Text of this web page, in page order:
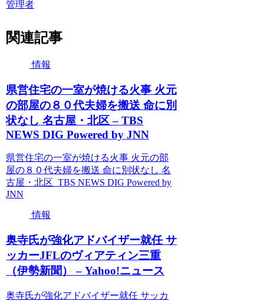
管理者
関連記事
情報
県営住宅の一室が焼ける火事 火元
の部屋の８０代夫婦を搬送 命に別
状なし 名古屋・北区 – TBS
NEWS DIG Powered by JNN
県営住宅の一室が焼ける火事 火元の部
屋の８０代夫婦を搬送 命に別状なし 名
古屋・北区 TBS NEWS DIG Powered by
JNN
情報
奥寺氏が強化アドバイザー就任 サ
ッカーJFLのヴィアティン三重
（伊勢新聞） – Yahoo!ニュース
奥寺氏が強化アドバイザー就任 サッカ